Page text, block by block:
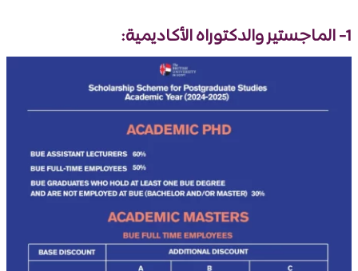
1- الماجستير والدكتوراه الأكاديمية: